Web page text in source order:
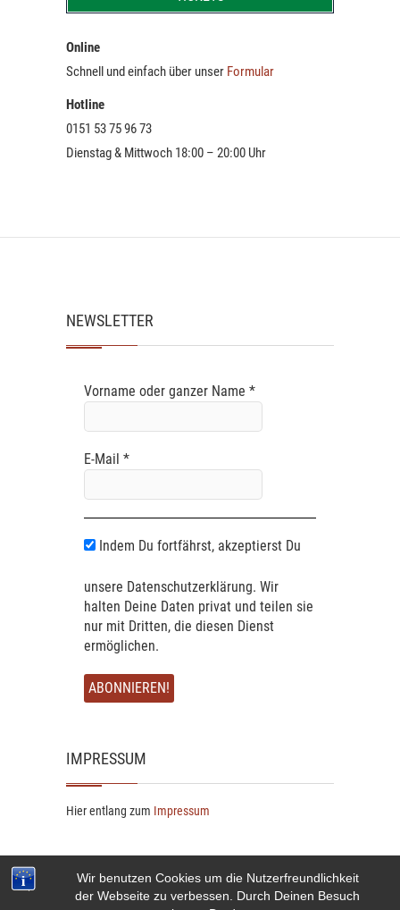
Wir benutzen Cookies um die Nutzerfreundlichkeit
der Webseite zu verbessen. Durch Deinen Besuch
Online
Schnell und einfach über unser Formular
Hotline
0151 53 75 96 73
Dienstag & Mittwoch 18:00 – 20:00 Uhr
NEWSLETTER
Vorname oder ganzer Name *
E-Mail *
Indem Du fortfährst, akzeptierst Du
unsere Datenschutzerklärung. Wir
halten Deine Daten privat und teilen sie
nur mit Dritten, die diesen Dienst
ermöglichen.
IMPRESSUM
Hier entlang zum Impressum
© 2026s' Moosacher Brett'l| Designed by:Theme Freesia|